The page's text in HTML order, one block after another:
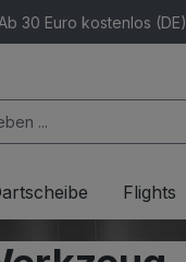
30 Euro kostenlos (DE)
Flights